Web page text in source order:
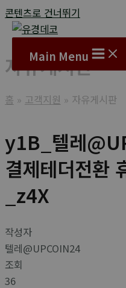
콘텐츠로 건너뛰기
Main Menu
자유게시판
홈 고객지원 자유게시판
y1B_텔레
결제테더전환
_z4X
작성자
텔레@UPCOIN24
조회
36